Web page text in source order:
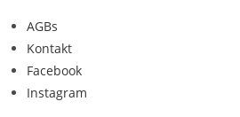
AGBs
Kontakt
Facebook
Instagram